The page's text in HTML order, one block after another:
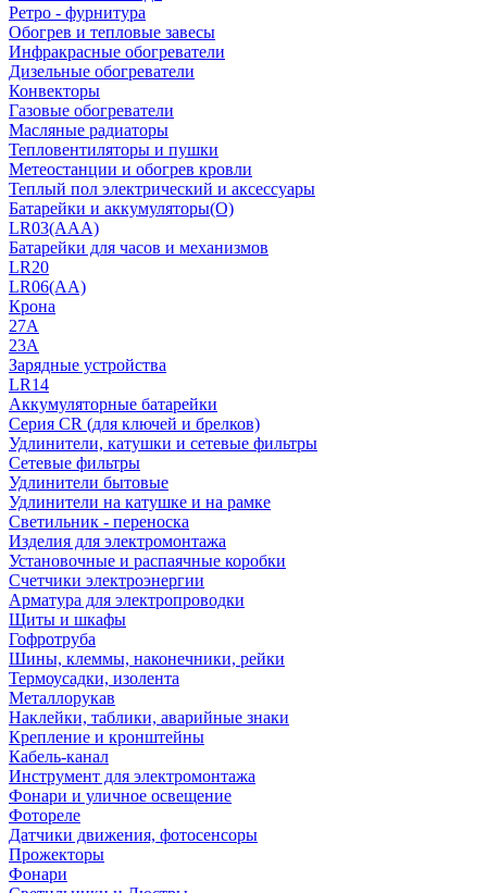
Ретро - фурнитура
Обогрев и тепловые завесы
Инфракрасные обогреватели
Дизельные обогреватели
Конвекторы
Газовые обогреватели
Масляные радиаторы
Тепловентиляторы и пушки
Метеостанции и обогрев кровли
Теплый пол электрический и аксессуары
Батарейки и аккумуляторы(О)
LR03(AAA)
Батарейки для часов и механизмов
LR20
LR06(AA)
Крона
27A
23A
Зарядные устройства
LR14
Аккумуляторные батарейки
Серия CR (для ключей и брелков)
Удлинители, катушки и сетевые фильтры
Сетевые фильтры
Удлинители бытовые
Удлинители на катушке и на рамке
Светильник - переноска
Изделия для электромонтажа
Установочные и распаячные коробки
Счетчики электроэнергии
Арматура для электропроводки
Щиты и шкафы
Гофротруба
Шины, клеммы, наконечники, рейки
Термоусадки, изолента
Металлорукав
Наклейки, таблики, аварийные знаки
Крепление и кронштейны
Кабель-канал
Инструмент для электромонтажа
Фонари и уличное освещение
Фотореле
Датчики движения, фотосенсоры
Прожекторы
Фонари